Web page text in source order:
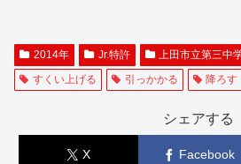
2014年 Jr.特許 上田市立第三中
すくい上げる
引っかかる 降ろす
シェアする
X Facebook